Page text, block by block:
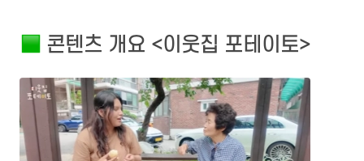
콘텐츠 개요 <이웃집 포테이토>